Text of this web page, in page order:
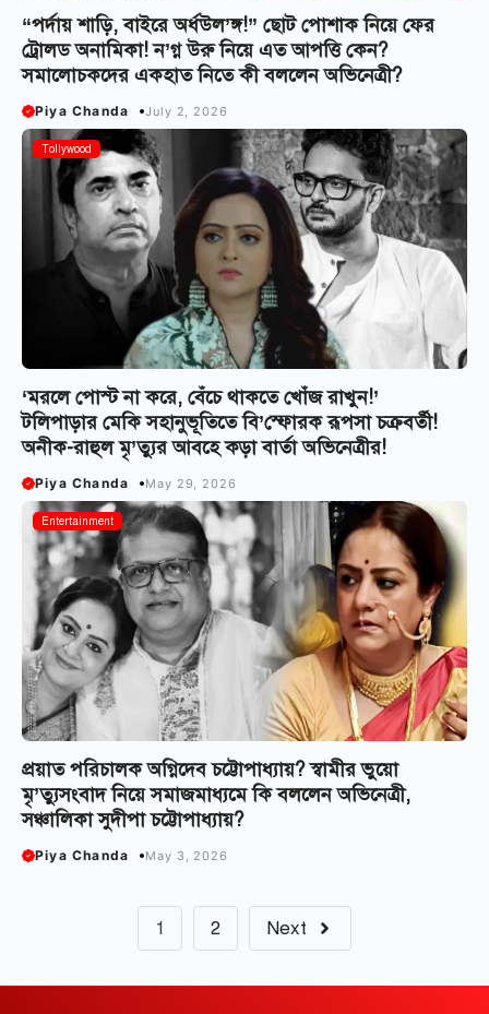
“পর্দায় শাড়ি, বাইরে অর্ধউল’ঙ্গ!” ছোট পোশাক নিয়ে ফের
ট্রোলড অনামিকা! ন’গ্ন উরু নিয়ে এত আপত্তি কেন?
সমালোচকদের একহাত নিতে কী বললেন অভিনেত্রী?
Piya Chanda July 2, 2026
Tollywood
‘মরলে পোস্ট না করে, বেঁচে থাকতে খোঁজ রাখুন!’
টলিপাড়ার মেকি সহানুভূতিতে বি’স্ফোরক রূপসা চক্রবর্তী!
অনীক-রাহুল মৃ’ত্যুর আবহে কড়া বার্তা অভিনেত্রীর!
Piya Chanda May 29, 2026
Entertainment
প্রয়াত পরিচালক অগ্নিদেব চট্টোপাধ্যায়? স্বামীর ভুয়ো
মৃ’ত্যুসংবাদ নিয়ে সমাজমাধ্যমে কি বললেন অভিনেত্রী,
সঞ্চালিকা সুদীপা চট্টোপাধ্যায়?
Piya Chanda May 3, 2026
1 2 Next